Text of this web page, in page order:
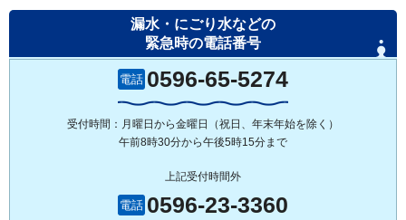
漏水・にごり水などの
緊急時の電話番号
電話 0596-65-5274
受付時間：月曜日から金曜日（祝日、年末年始を除く）
午前8時30分から午後5時15分まで
上記受付時間外
電話 0596-23-3360